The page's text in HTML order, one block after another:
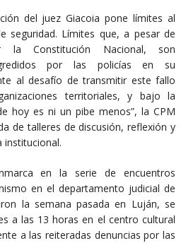
del juez Giacoia pone límites al
seguridad. Límites que, a pesar de
la Constitución Nacional, son
por las policías en su
al desafío de transmitir este fallo
territoriales, y bajo la
hoy es ni un pibe menos”, la CPM
de talleres de discusión, reflexión y
institucional.
en la serie de encuentros
en el departamento judicial de
la semana pasada en Luján, se
a las 13 horas en el centro cultural
a las reiteradas denuncias por las